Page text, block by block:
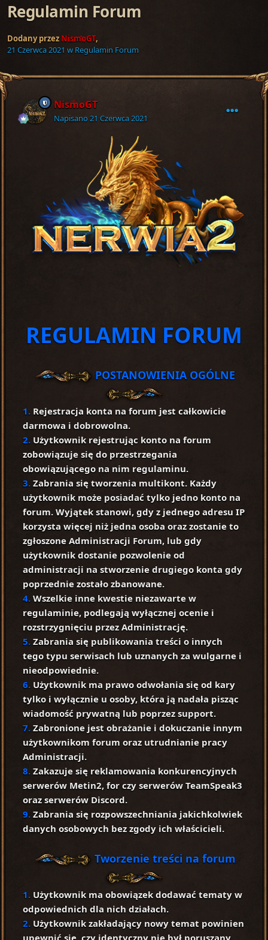
Regulamin Forum
Dodany przez NismoGT,
21 Czerwca 2021 w Regulamin Forum
NismoGT
Napisano 21 Czerwca 2021
REGULAMIN FORUM
POSTANOWIENIA OGÓLNE
1. Rejestracja konta na forum jest całkowicie
darmowa i dobrowolna.
2. Użytkownik rejestrując konto na forum
zobowiązuje się do przestrzegania
obowiązującego na nim regulaminu.
3. Zabrania się tworzenia multikont. Każdy
użytkownik może posiadać tylko jedno konto na
forum. Wyjątek stanowi, gdy z jednego adresu IP
korzysta więcej niż jedna osoba oraz zostanie to
zgłoszone Administracji Forum, lub gdy
użytkownik dostanie pozwolenie od
administracji na stworzenie drugiego konta gdy
poprzednie zostało zbanowane.
4. Wszelkie inne kwestie niezawarte w
regulaminie, podlegają wyłącznej ocenie i
rozstrzygnięciu przez Administrację.
5. Zabrania się publikowania treści o innych
tego typu serwisach lub uznanych za wulgarne i
nieodpowiednie.
6. Użytkownik ma prawo odwołania się od kary
tylko i wyłącznie u osoby, która ją nadała pisząc
wiadomość prywatną lub poprzez support.
7. Zabronione jest obrażanie i dokuczanie innym
użytkownikom forum oraz utrudnianie pracy
Administracji.
8. Zakazuje się reklamowania konkurencyjnych
serwerów Metin2, for czy serwerów TeamSpeak3
oraz serwerów Discord.
9. Zabrania się rozpowszechniania jakichkolwiek
danych osobowych bez zgody ich właścicieli.
Tworzenie treści na forum
1. Użytkownik ma obowiązek dodawać tematy w
odpowiednich dla nich działach.
2. Użytkownik zakładający nowy temat powinien